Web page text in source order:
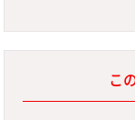
こ